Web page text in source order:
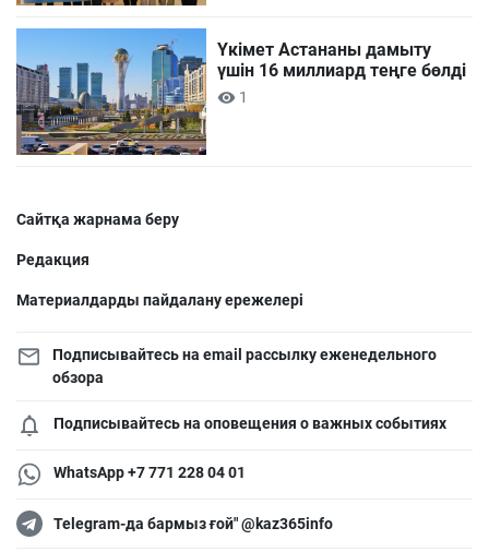
Үкімет Астананы дамыту
үшін 16 миллиард теңге бөлді
1
Сайтқа жарнама беру
Редакция
Материалдарды пайдалану ережелері
Подписывайтесь на email рассылку еженедельного
обзора
Подписывайтесь на оповещения о важных событиях
WhatsApp +7 771 228 04 01
Telegram-да бармыз ғой" @kaz365info